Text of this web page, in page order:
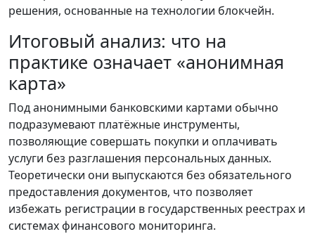
решения, основанные на технологии блокчейн.
Итоговый анализ: что на
практике означает «анонимная
карта»
Под анонимными банковскими картами обычно
подразумевают платёжные инструменты,
позволяющие совершать покупки и оплачивать
услуги без разглашения персональных данных.
Теоретически они выпускаются без обязательного
предоставления документов, что позволяет
избежать регистрации в государственных реестрах и
системах финансового мониторинга.